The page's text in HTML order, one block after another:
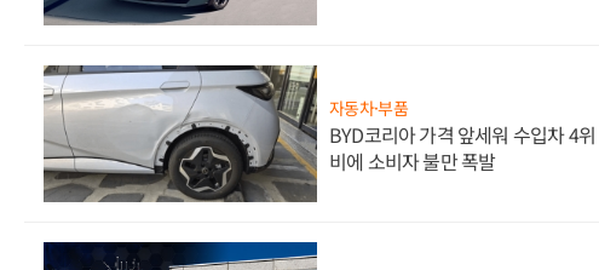
자동차·부품
BYD코리아 가격 앞세워 수입차 4
비에 소비자 불만 폭발